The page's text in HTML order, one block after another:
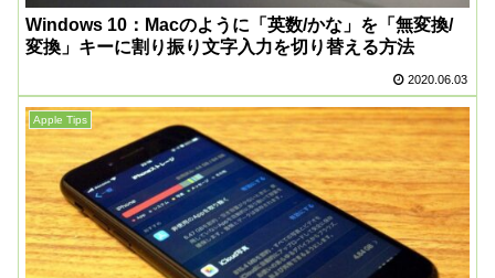
Windows 10：Macのように「英数/かな」を「無変換/
変換」キーに割り振り文字入力を切り替える方法
2020.06.03
Apple Tips